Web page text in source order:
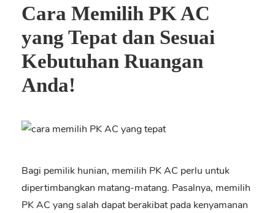
Cara Memilih PK AC
yang Tepat dan Sesuai
Kebutuhan Ruangan
Anda!
Bagi pemilik hunian, memilih PK AC perlu untuk
dipertimbangkan matang-matang. Pasalnya, memilih
PK AC yang salah dapat berakibat pada kenyamanan